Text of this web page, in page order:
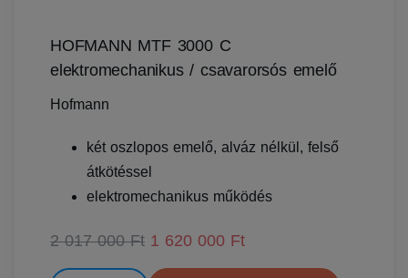
HOFMANN MTF 3000 C
elektromechanikus / csavarorsós emelő
Hofmann
két oszlopos emelő, alváz nélkül, felső
átkötéssel
elektromechanikus működés
2 017 000 Ft 1 620 000 Ft